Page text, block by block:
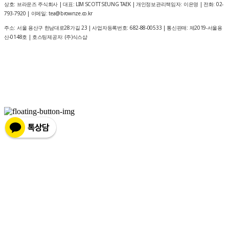
상호: 브라운즈 주식회사 | 대표: LIM SCOTT SEUNG TAEK | 개인정보관리책임자: 이은영 | 전화: 02-
793-7920 | 이메일: tea@brownze.co.kr
주소: 서울 용산구 한남대로28가길 23 | 사업자등록번호: 682-88-00533 | 통신판매: 제2019-서울용
산-0148호 | 호스팅제공자: (주)식스샵